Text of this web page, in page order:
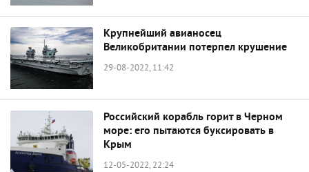
Крупнейший авианосец
Великобритании потерпел крушение
29-08-2022, 11:42
Российский корабль горит в Черном
море: его пытаются буксировать в
Крым
12-05-2022, 22:24